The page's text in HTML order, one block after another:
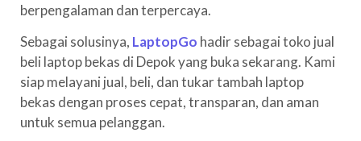
berpengalaman dan terpercaya.
Sebagai solusinya, LaptopGo hadir sebagai toko jual
beli laptop bekas di Depok yang buka sekarang. Kami
siap melayani jual, beli, dan tukar tambah laptop
bekas dengan proses cepat, transparan, dan aman
untuk semua pelanggan.